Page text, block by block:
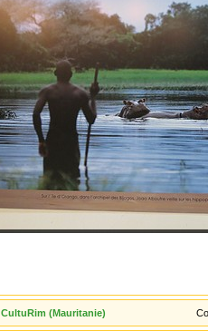
CultuRim (Mauritanie)